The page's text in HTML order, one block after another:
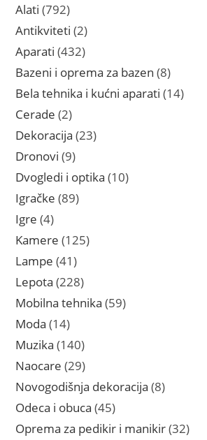
Alati 792792
proizvoda
Antikviteti 22
proizvoda
Aparati 432432
proizvoda
Bazeni i oprema za bazen 88
proizvoda
Bela tehnika i kućni aparati 1414
Cerade 22
proizvoda
Dekoracija 2323
Dronovi 99
proizvoda
Dvogledi i optika 1010
Igračke 8989
Igre 44
proizvoda
Kamere 125125
Lampe 4141
proizvod
Lepota 228228
proizvoda
Mobilna tehnika 5959
Moda 1414
proizvoda
Muzika 140140
proizvoda
Naocare 2929
proizvoda
Novogodišnja dekoracija 88
Odeca i obuca 4545
proizvoda
Oprema za pedikir i manikir 3232